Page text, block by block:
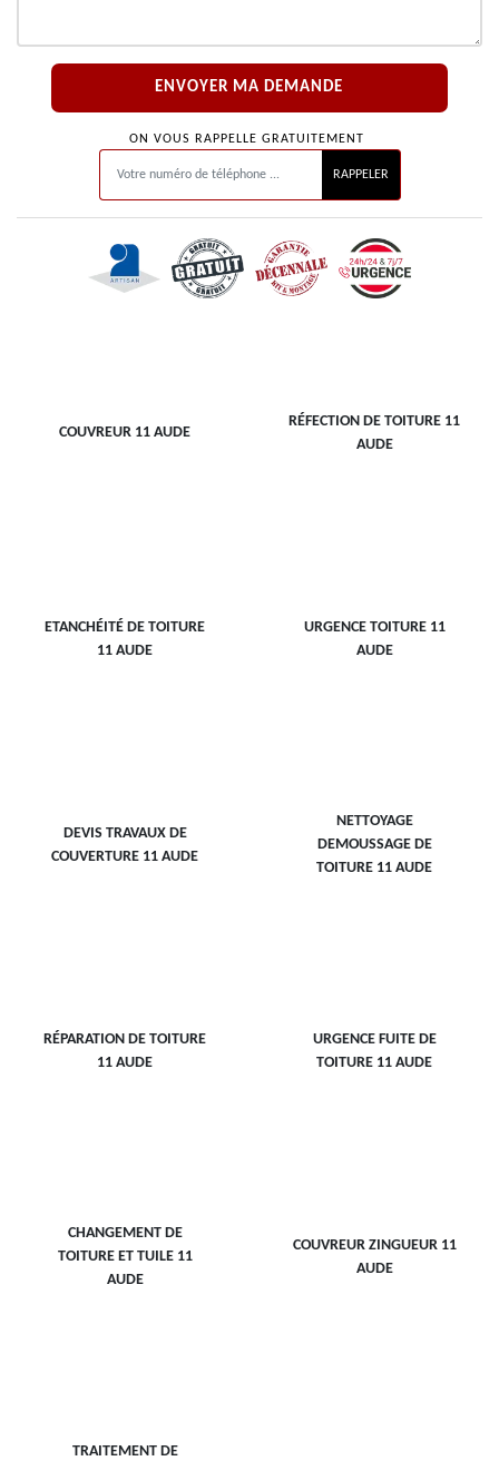
ON VOUS RAPPELLE GRATUITEMENT
COUVREUR 11 AUDE
RÉFECTION DE TOITURE 11
AUDE
ETANCHÉITÉ DE TOITURE
11 AUDE
URGENCE TOITURE 11
AUDE
DEVIS TRAVAUX DE
COUVERTURE 11 AUDE
NETTOYAGE
DEMOUSSAGE DE
TOITURE 11 AUDE
RÉPARATION DE TOITURE
11 AUDE
URGENCE FUITE DE
TOITURE 11 AUDE
CHANGEMENT DE
TOITURE ET TUILE 11
AUDE
COUVREUR ZINGUEUR 11
AUDE
TRAITEMENT DE